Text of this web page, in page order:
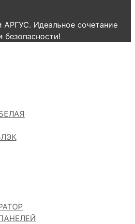
АРГУС. Идеальное сочетание
безопасности!